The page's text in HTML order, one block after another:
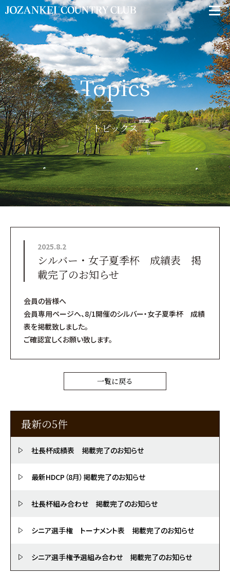
Topics
トピックス
2025.8.2
シルバー・女子夏季杯 成績表 掲
載完了のお知らせ
会員の皆様へ
会員専用ページへ、8/1開催のシルバー・女子夏季杯 成績
表を掲載致しました。
ご確認宜しくお願い致します。
一覧に戻る
最新の5件
社長杯成績表 掲載完了のお知らせ
最新HDCP（8月）掲載完了のお知らせ
社長杯組み合わせ 掲載完了のお知らせ
シニア選手権 トーナメント表 掲載完了のお知らせ
シニア選手権予選組み合わせ 掲載完了のお知らせ